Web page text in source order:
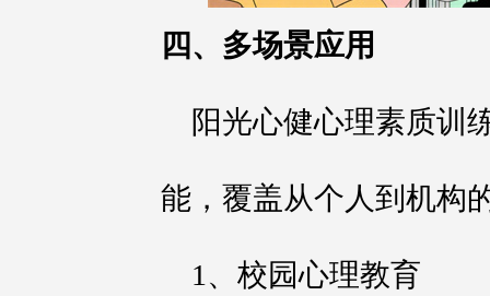
四、多场景应用
阳光心健心理素质训
能，覆盖从个人到机构
1、校园心理教育